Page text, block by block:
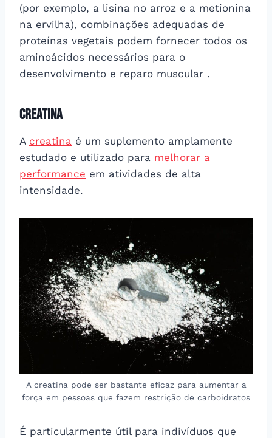
(por exemplo, a lisina no arroz e a metionina
na ervilha), combinações adequadas de
proteínas vegetais podem fornecer todos os
aminoácidos necessários para o
desenvolvimento e reparo muscular .
Creatina
A creatina é um suplemento amplamente
estudado e utilizado para melhorar a
performance em atividades de alta
intensidade.
A creatina pode ser bastante eficaz para aumentar a
força em pessoas que fazem restrição de carboidratos
É particularmente útil para indivíduos que